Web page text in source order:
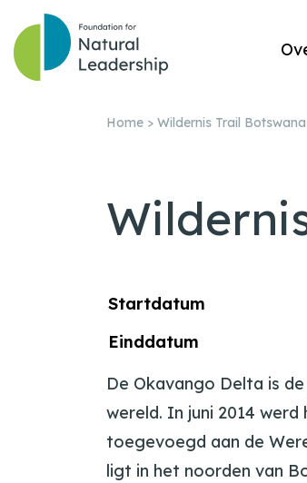
Home > Wildernis Trail Botswana
Startdatum
Einddatum
De Okavango Delta is
wereld. In juni 2014
toegevoegd aan de
ligt in het noorden van